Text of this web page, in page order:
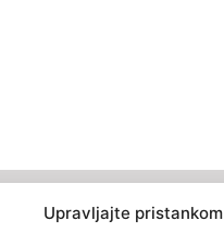
Upravljajte pristankom
INFO